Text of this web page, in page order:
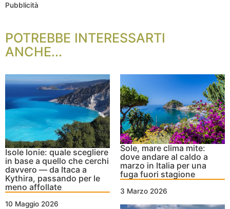
Pubblicità
POTREBBE INTERESSARTI
ANCHE...
Isole Ionie: quale scegliere
in base a quello che cerchi
davvero — da Itaca a
Kythira, passando per le
meno affollate
10 Maggio 2026
Sole, mare clima mite:
dove andare al caldo a
marzo in Italia per una
fuga fuori stagione
3 Marzo 2026